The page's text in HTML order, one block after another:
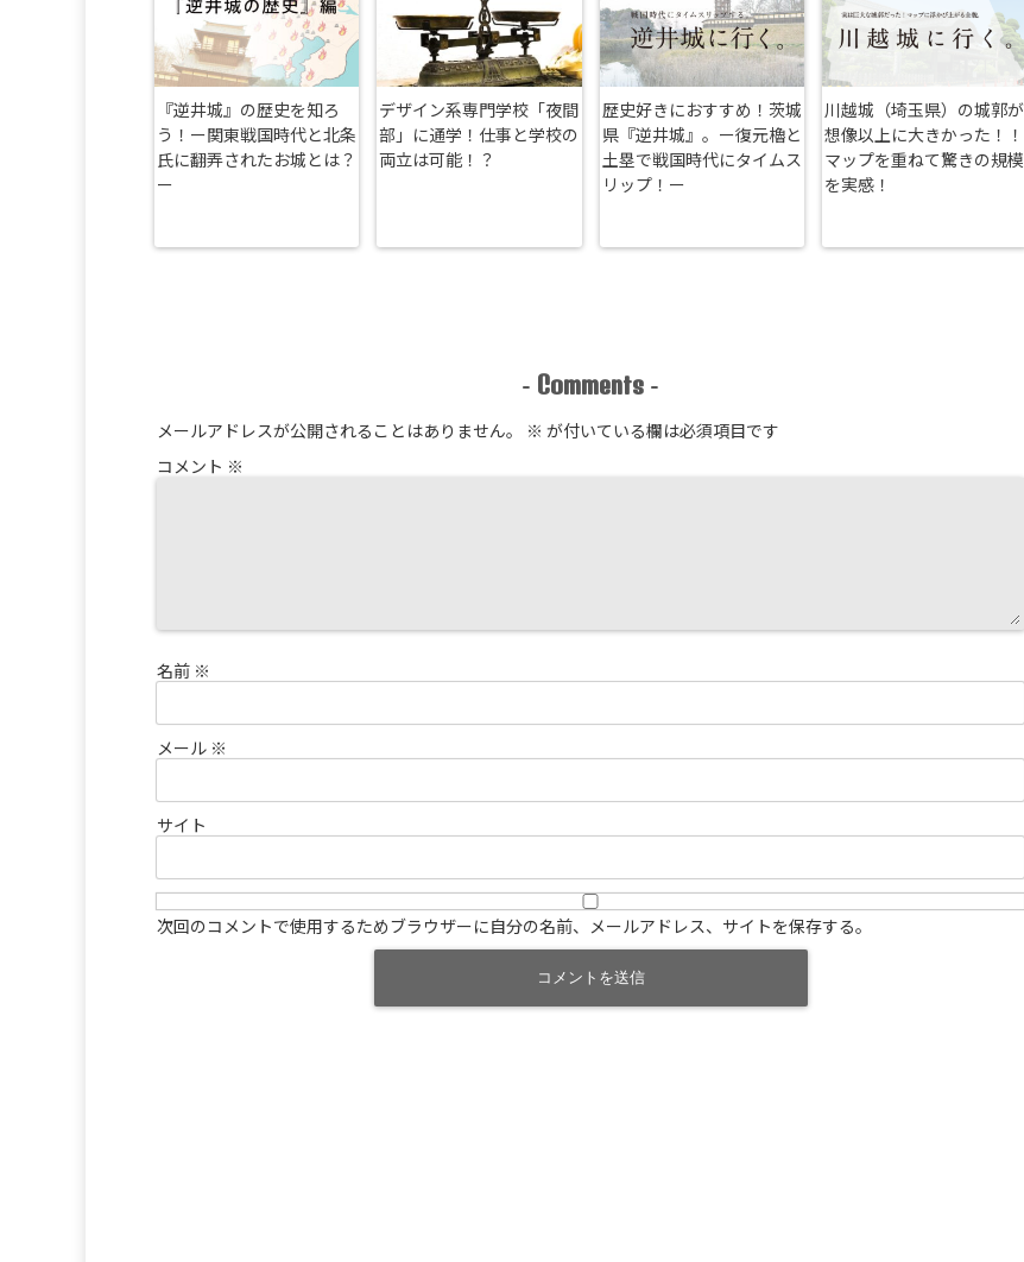
『逆井城』の歴史を知ろ
う！ー関東戦国時代と北条
氏に翻弄されたお城とは？
ー
デザイン系専門学校「夜間
部」に通学！仕事と学校の
両立は可能！？
歴史好きにおすすめ！茨城
県『逆井城』。ー復元櫓と
土塁で戦国時代にタイムス
リップ！ー
川越城（埼玉県）の城郭が
想像以上に大きかった！！
マップを重ねて驚きの規模
を実感！
- Comments -
メールアドレスが公開されることはありません。 ※ が付いている欄は必須項目です
コメント ※
名前 ※
メール ※
サイト
次回のコメントで使用するためブラウザーに自分の名前、メールアドレス、サイトを保存する。